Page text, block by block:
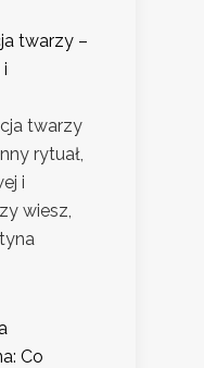
twarzy –
twarzy
rytuał,
i
wiesz,
Co